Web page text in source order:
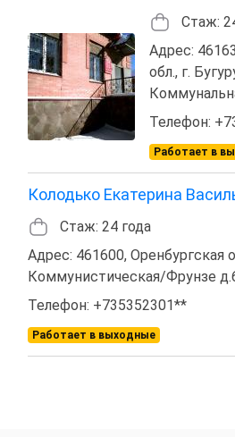
Стаж:
Адрес:
обл., г.
Телефон:
Работает в
Колодько Екатерина
Стаж: 24 года
Адрес: 461600, Оренбургская
Коммунистическая/Фрунзе
Телефон: +735352301**
Работает в выходные